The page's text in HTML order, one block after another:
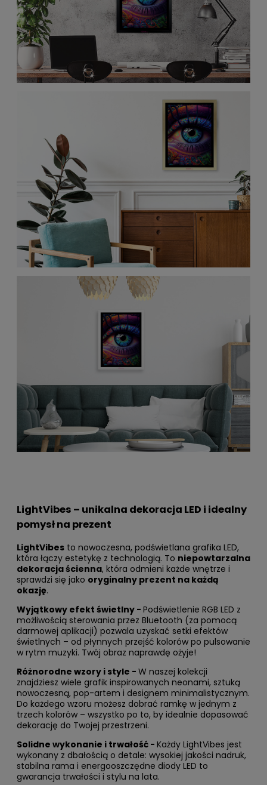
LightVibes – unikalna dekoracja LED i idealny
pomysł na prezent
LightVibes to nowoczesna, podświetlana grafika LED,
która łączy estetykę z technologią. To niepowtarzalna
dekoracja ścienna, która odmieni każde wnętrze i
sprawdzi się jako oryginalny prezent na każdą
okazję.
Wyjątkowy efekt świetlny - Podświetlenie RGB LED z
możliwością sterowania przez Bluetooth (za pomocą
darmowej aplikacji) pozwala uzyskać setki efektów
świetlnych – od płynnych przejść kolorów po pulsowanie
w rytm muzyki. Twój obraz naprawdę ożyje!
Różnorodne wzory i style - W naszej kolekcji
znajdziesz wiele grafik inspirowanych neonami, sztuką
nowoczesną, pop-artem i designem minimalistycznym.
Do każdego wzoru możesz dobrać ramkę w jednym z
trzech kolorów – wszystko po to, by idealnie dopasować
dekorację do Twojej przestrzeni.
Solidne wykonanie i trwałość - Każdy LightVibes jest
wykonany z dbałością o detale: wysokiej jakości nadruk,
stabilna rama i energooszczędne diody LED to
gwarancja trwałości i stylu na lata.